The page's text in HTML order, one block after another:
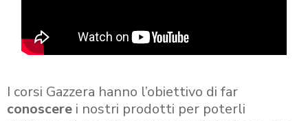
I corsi Gazzera hanno l’obiettivo di far
conoscere i nostri prodotti per poterli